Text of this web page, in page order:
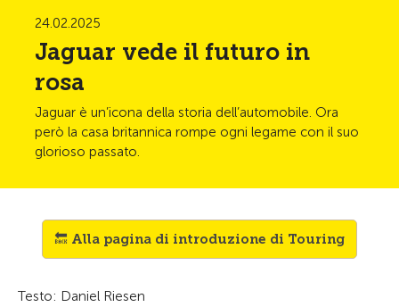
24.02.2025
Jaguar vede il futuro in
rosa
Jaguar è un’icona della storia dell’automobile. Ora
però la casa britannica rompe ogni legame con il suo
glorioso passato.
🔙 Alla pagina di introduzione di Touring
Testo: Daniel Riesen